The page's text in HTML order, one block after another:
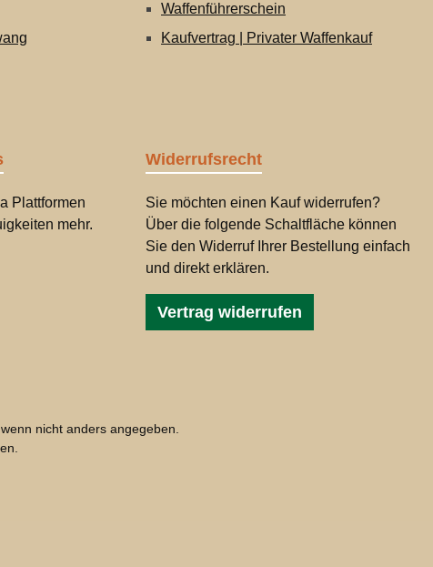
Waffenführerschein
Kaufvertrag | Privater Waffenkauf
Plattformen
mehr.
Widerrufsrecht
Sie möchten einen Kauf widerrufen?
Über die folgende Schaltfläche können
Sie den Widerruf Ihrer Bestellung einfach
und direkt erklären.
Vertrag widerrufen
nicht anders angegeben.